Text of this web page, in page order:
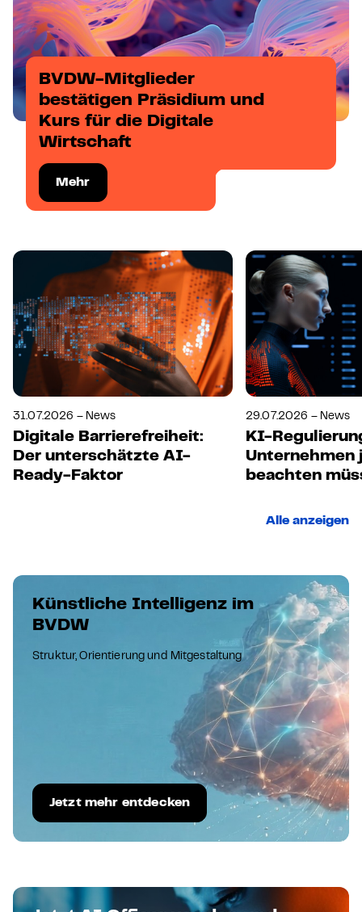
BVDW-Mitglieder
bestätigen Präsidium und
Kurs für die Digitale
Wirtschaft
Mehr
31.07.2026 – News
Digitale Barrierefreiheit:
Der unterschätzte AI-
Ready-Faktor
29.07.2026 – News
KI-
Unternehmen
beachten
Alle anzeigen
Künstliche Intelligenz im
BVDW
Struktur, Orientierung und Mitgestaltung
Jetzt mehr entdecken